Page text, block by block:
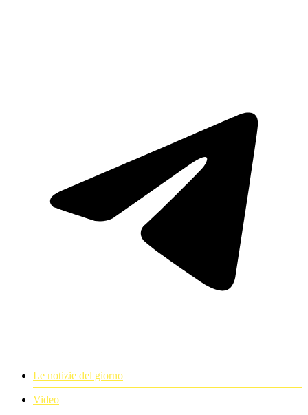
Le notizie del giorno
Video